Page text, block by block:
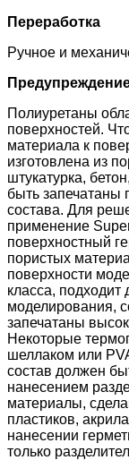
Переработка
Ручное и
Полиуретаны
поверхностей.
материала к
изготовлена из
штукатурка,
быть запечатаны
состава. Для
применение
поверхностный
пористых
поверхности
класса, подходит
моделирования,
запечатаны
Некоторые
шеллаком или
состав должен
нанесением
материалы,
пластиков,
нанесении
только